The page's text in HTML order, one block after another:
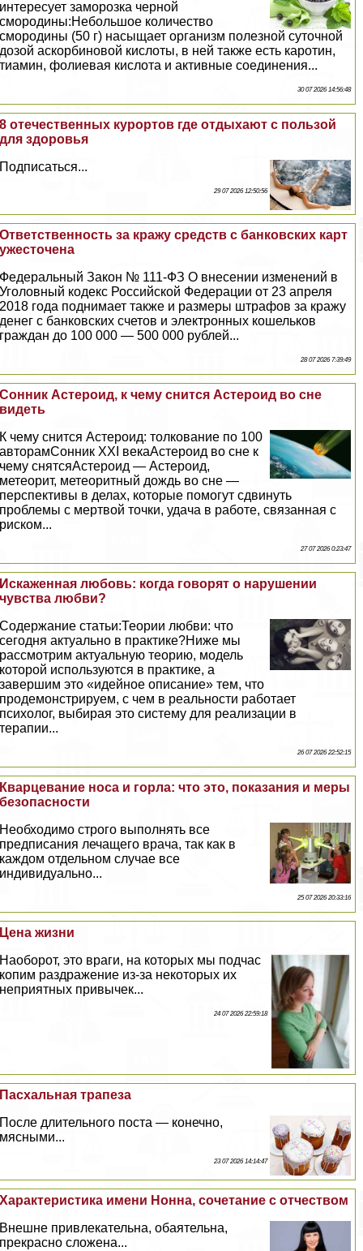
интересует заморозка черной
смородины:Небольшое количество
смородины (50 г) насыщает организм полезной суточной
дозой аскорбиновой кислоты, в ней также есть каротин,
тиамин, фолиевая кислота и активные соединения...
30 07 2026 14:56:48
8 отечественных курортов где отдыхают с пользой
для здоровья
Подписаться...
29 07 2026 12:50:56
Ответственность за кражу средств с банковских карт
ужесточена
Федеральный Закон № 111-ФЗ О внесении изменений в
Уголовный кодекс Российской Федерации от 23 апреля
2018 года поднимает также и размеры штрафов за кражу
денег с банковских счетов и электронных кошельков
граждан до 100 000 — 500 000 рублей...
28 07 2026 7:39:49
Сонник Астероид, к чему снится Астероид во сне
видеть
К чему снится Астероид: толкование по 100
авторамСонник XXI векаАстероид во сне к
чему снятсяАстероид — Астероид,
метеорит, метеоритный дождь во сне —
перспективы в делах, которые помогут сдвинуть
проблемы с мертвой точки, удача в работе, связанная с
риском...
27 07 2026 0:23:47
Искаженная любовь: когда говорят о нарушении
чувства любви?
Содержание статьи:Теории любви: что
сегодня актуально в пpaктике?Ниже мы
рассмотрим актуальную теорию, модель
которой используются в пpaктике, а
завершим это «идейное описание» тем, что
продемонстрируем, с чем в реальности работает
психолог, выбирая это систему для реализации в
терапии...
26 07 2026 22:52:15
Кварцевание носа и горла: что это, показания и меры
безопасности
Необходимо строго выполнять все
предписания лечащего врача, так как в
каждом отдельном случае все
индивидуально...
25 07 2026 20:33:16
Цена жизни
Наоборот, это враги, на которых мы подчас
копим раздражение из-за некоторых их
неприятных привычек...
24 07 2026 22:59:18
Пасхальная трапеза
После длительного поста — конечно,
мясными...
23 07 2026 14:14:47
Хаpaктеристика имени Нонна, сочетание с отчеством
Внешне привлекательна, обаятельна,
прекрасно сложена...